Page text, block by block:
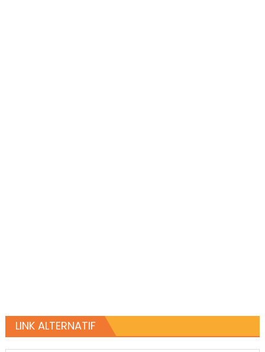
LINK ALTERNATIF